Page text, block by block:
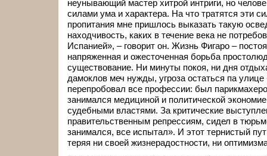
неунывающий мастер хитрой интриги, но
силами ума и характера. На что тратятся эти
пропитания мне пришлось выказать такую
находчивость, каких в течение века не
Испанией», – говорит он. Жизнь Фигаро –
напряженная и ожесточенная борьба
существование. Ни минуты покоя, ни дня
дамоклов меч нужды, угроза остаться па
перепробовал все профессии: был
занимался медициной и политической
судебными властями. За критические
правительственным репрессиям, сидел в
занимался, все испытал». И этот тернистый
теряя ни своей жизнерадостности, ни